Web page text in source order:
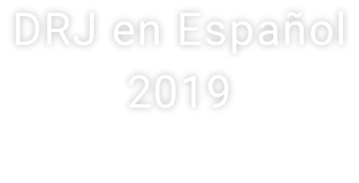
DRJ en Español
2019